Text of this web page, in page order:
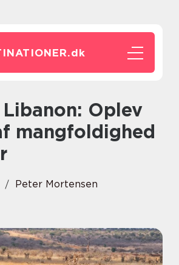
dk
mangfoldighed
Peter Mortensen